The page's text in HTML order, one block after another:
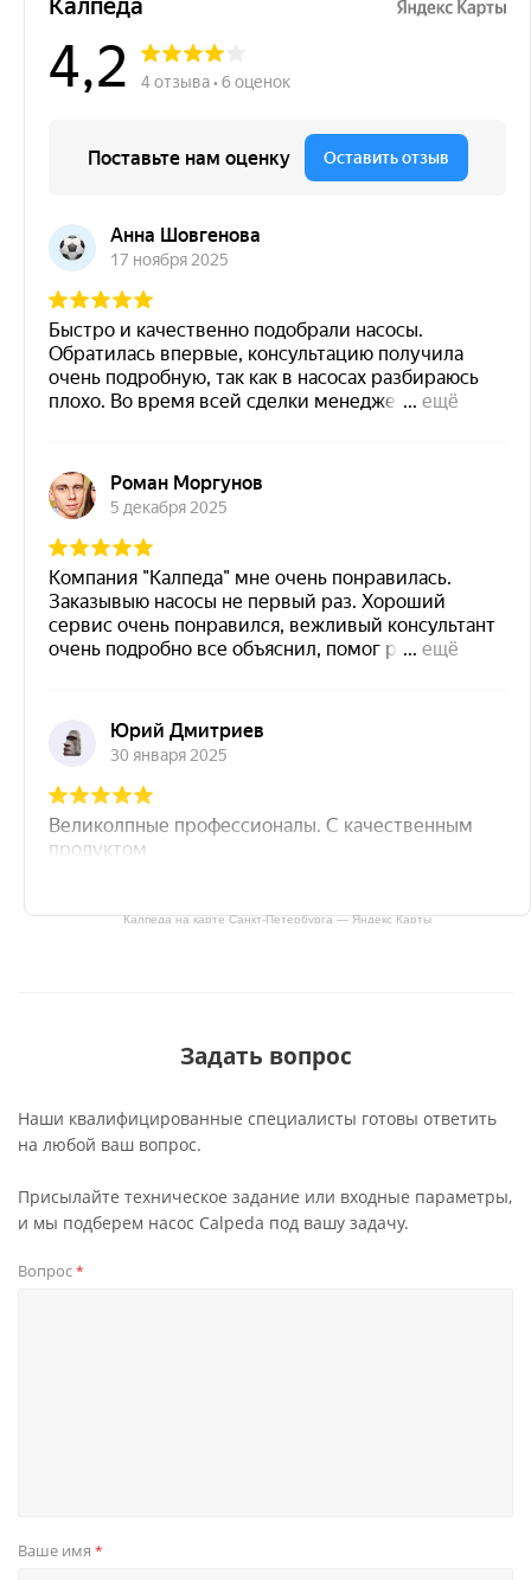
Калпеда на карте Санкт‑Петербурга — Яндекс Карты
Задать вопрос
Наши квалифицированные специалисты готовы ответить
на любой ваш вопрос.
Присылайте техническое задание или входные параметры,
и мы подберем насос Calpeda под вашу задачу.
Вопрос*
Ваше имя *